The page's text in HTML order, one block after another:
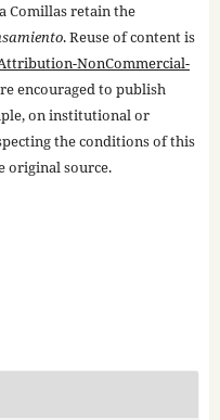
Comillas retain the
. Reuse of content is
NonCommercial-
encouraged to publish
on institutional or
the conditions of this
original source.